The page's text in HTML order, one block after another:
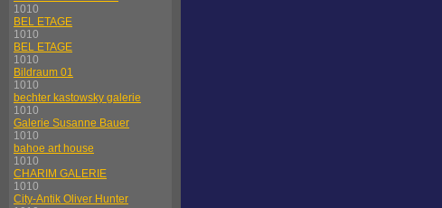
1010
BEL ETAGE
1010
BEL ETAGE
1010
Bildraum 01
1010
bechter kastowsky galerie
1010
Galerie Susanne Bauer
1010
bahoe art house
1010
CHARIM GALERIE
1010
City-Antik Oliver Hunter